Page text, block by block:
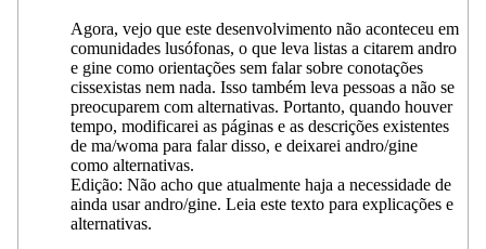
Agora, vejo que este desenvolvimento não aconteceu em
comunidades lusófonas, o que leva listas a citarem andro
e gine como orientações sem falar sobre conotações
cissexistas nem nada. Isso também leva pessoas a não se
preocuparem com alternativas. Portanto, quando houver
tempo, modificarei as páginas e as descrições existentes
de ma/woma para falar disso, e deixarei andro/gine
como alternativas.
Edição: Não acho que atualmente haja a necessidade de
ainda usar andro/gine. Leia este texto para explicações e
alternativas.